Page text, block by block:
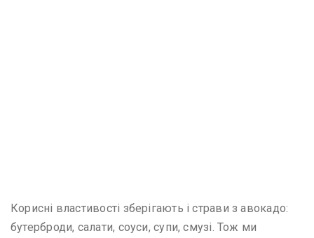
Корисні властивості зберігають і страви з авокадо:
бутерброди, салати, соуси, супи, смузі. Тож ми